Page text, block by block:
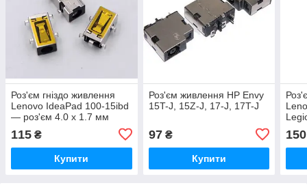
Роз'єм гніздо живлення
Lenovo IdeaPad 100-15ibd
— роз'єм 4.0 х 1.7 мм
115 ₴
Купити
Роз'єм живлення HP Envy
15T-J, 15Z-J, 17-J, 17T-J
97₴
Купити
150